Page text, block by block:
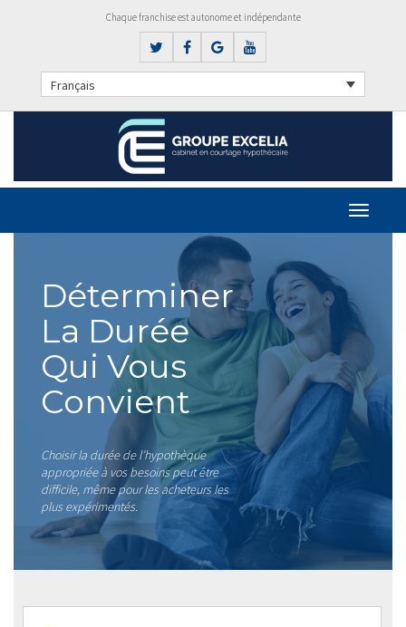
Chaque franchise est autonome et indépendante
Français
Déterminer
La Durée
Qui Vous
Convient
Choisir la durée de l’hypothèque
appropriée à vos besoins peut être
difficile, même pour les acheteurs les
plus expérimentés.